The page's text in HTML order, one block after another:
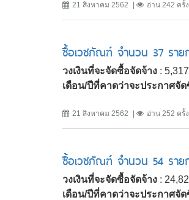
21 สิงหาคม 2562 อ่าน 242 ครั้ง
ซื้อเวชภัณฑ์ จำนวน 37 ราย
วงเงินที่จะจัดซื้อจัดจ้าง :
เดือน/ปีที่คาดว่าจะประกาศจั
21 สิงหาคม 2562 อ่าน 252 ครั้ง
ซื้อเวชภัณฑ์ จำนวน 54 ราย
วงเงินที่จะจัดซื้อจัดจ้าง :
เดือน/ปีที่คาดว่าจะประกาศจั